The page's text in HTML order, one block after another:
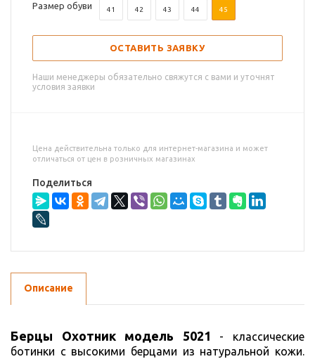
Размер обуви 41 42 43 44 45
ОСТАВИТЬ ЗАЯВКУ
Наши менеджеры обязательно свяжутся с вами и уточнят
условия заявки
Цена действительна только для интернет-магазина и может
отличаться от цен в розничных магазинах
Поделиться
Описание
Берцы Охотник модель 5021 - классические
ботинки с высокими берцами из натуральной кожи.